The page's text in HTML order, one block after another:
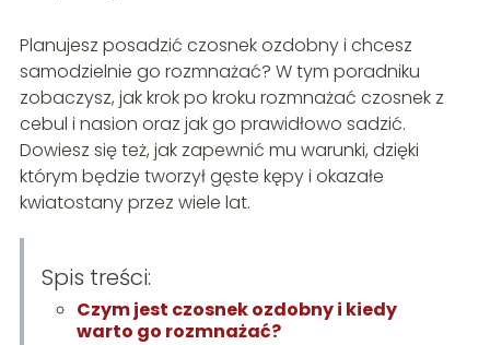
Planujesz posadzić czosnek ozdobny i chcesz
samodzielnie go rozmnażać? W tym poradniku
zobaczysz, jak krok po kroku rozmnażać czosnek z
cebul i nasion oraz jak go prawidłowo sadzić.
Dowiesz się też, jak zapewnić mu warunki, dzięki
którym będzie tworzył gęste kępy i okazałe
kwiatostany przez wiele lat.
Spis treści:
Czym jest czosnek ozdobny i kiedy
warto go rozmnażać?